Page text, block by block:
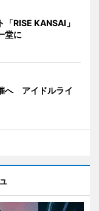
RISE KANSAI」
堂に
へ アイドルライ